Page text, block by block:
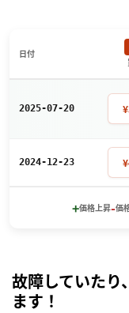
日付
2025-07-20
2024-12-23
+価格上昇-価
故障していたり
ます！